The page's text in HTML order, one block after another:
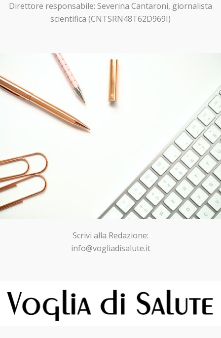
Direttore responsabile: Severina Cantaroni, giornalista
scientifica (CNTSRN48T62D969I)
Scrivi alla Redazione:
info@vogliadisalute.it